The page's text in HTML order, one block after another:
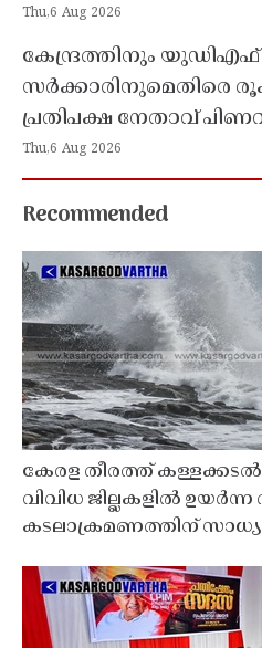
Thu,6 Aug 2026
കേന്ദ്രത്തിനും യുഡിഎഫ്
സർക്കാരിനുമെതിരെ
പ്രതിപക്ഷ നേതാവ്
Thu,6 Aug 2026
Recommended
കേരള തീരത്ത് കള്ളക്കടൽ
വിവിധ ജില്ലകളിൽ
കടലാക്രമണത്തിന്